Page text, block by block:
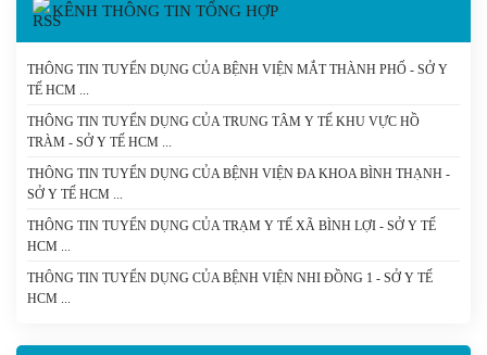
KÊNH THÔNG TIN TỔNG HỢP
THÔNG TIN TUYỂN DỤNG CỦA BỆNH VIỆN MẮT THÀNH PHỐ - SỞ Y
TẾ HCM
THÔNG TIN TUYỂN DỤNG CỦA TRUNG TÂM Y TẾ KHU VỰC HỒ
TRÀM - SỞ Y TẾ HCM
THÔNG TIN TUYỂN DỤNG CỦA BỆNH VIỆN ĐA KHOA BÌNH THẠNH -
SỞ Y TẾ HCM
THÔNG TIN TUYỂN DỤNG CỦA TRẠM Y TẾ XÃ BÌNH LỢI - SỞ Y TẾ
HCM
THÔNG TIN TUYỂN DỤNG CỦA BỆNH VIỆN NHI ĐỒNG 1 - SỞ Y TẾ
HCM